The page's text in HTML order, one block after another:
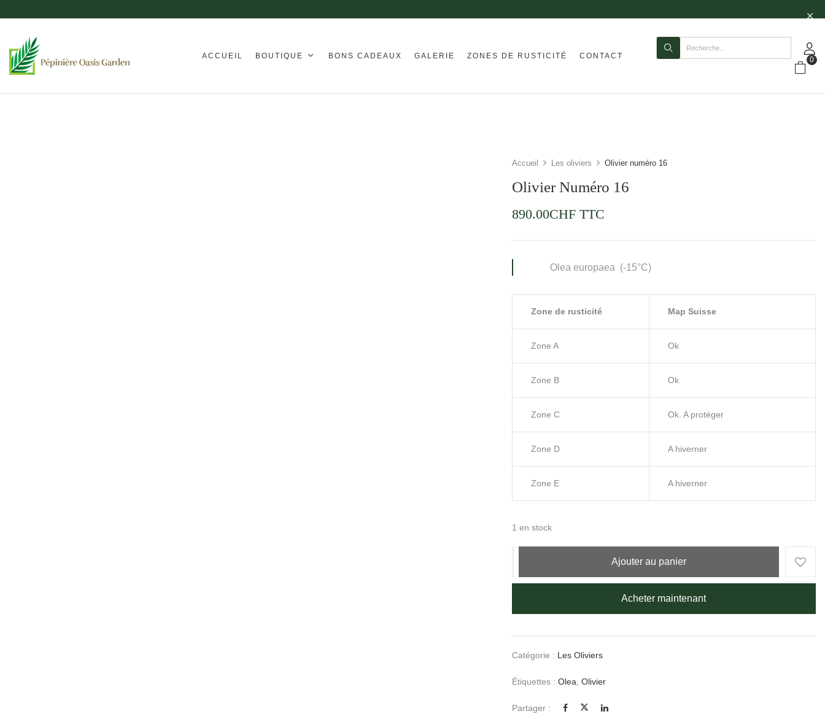
ACCUEIL BOUTIQUE BONS CADEAUX GALERIE ZONES DE RUSTICITÉ CONTACT 0
Accueil Les oliviers Olivier numéro 16
Olivier Numéro 16
890.00CHFTTC
Olea europaea (-15°C)
Zone de rusticité Map Suisse
Zone A Ok
Zone B Ok
Zone C Ok. A protéger
Zone D A hiverner
Zone E A hiverner
1 en stock
Ajouter au panier
Acheter maintenant
Catégorie : Les Oliviers
Étiquettes : Olea Olivier
Partager :